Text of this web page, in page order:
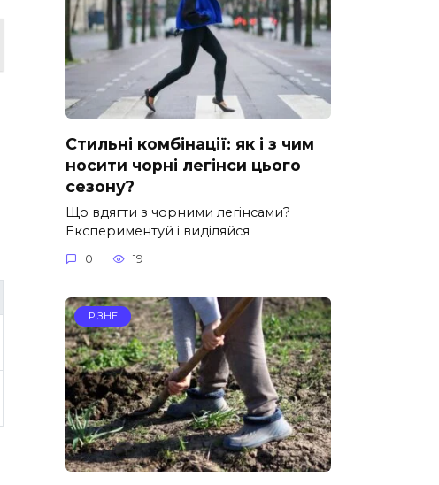
Стильні комбінації: як і з чим
носити чорні легінси цього
сезону?
Що вдягти з чорними легінсами?
Експериментуй і виділяйся
0 19
РІЗНЕ